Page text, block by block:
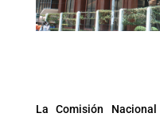
La Comisión